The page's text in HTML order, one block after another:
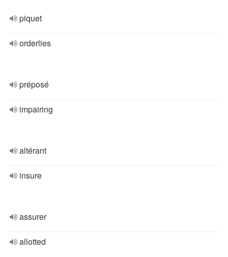
piquet
orderlies
préposé
impairing
altérant
insure
assurer
allotted